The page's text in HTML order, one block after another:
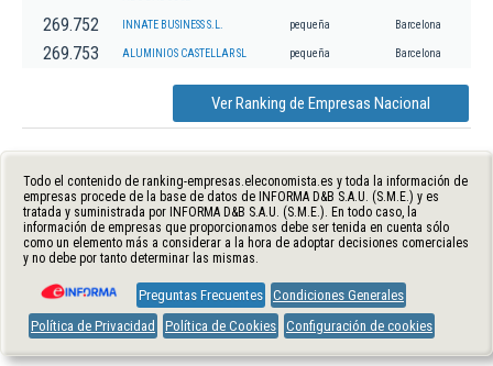
269.752 INNATE BUSINESS S.L. pequeña Barcelona
269.753 ALUMINIOS CASTELLAR SL pequeña Barcelona
Ver Ranking de Empresas Nacional
Todo el contenido de ranking-empresas.eleconomista.es y toda la información de
empresas procede de la base de datos de INFORMA D&B S.A.U. (S.M.E.) y es
tratada y suministrada por INFORMA D&B S.A.U. (S.M.E.). En todo caso, la
información de empresas que proporcionamos debe ser tenida en cuenta sólo
como un elemento más a considerar a la hora de adoptar decisiones comerciales
y no debe por tanto determinar las mismas.
Preguntas Frecuentes Condiciones Generales
Política de Privacidad
Política de Cookies Configuración de cookies